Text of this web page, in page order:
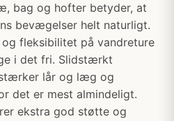
bag og hofter betyder, at
bevægelser helt naturligt.
fleksibilitet på vandreture
i det fri. Slidstærkt
lår og læg og
det er mest almindeligt.
ekstra god støtte og